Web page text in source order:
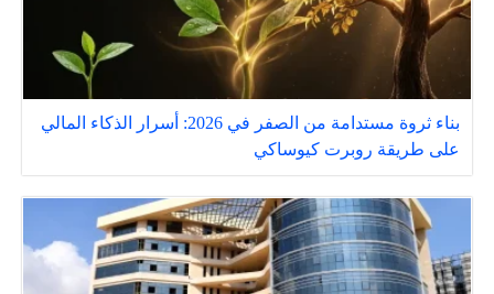
بناء ثروة مستدامة من الصفر في 2026: أسرار الذكاء المالي
على طريقة روبرت كيوساكي